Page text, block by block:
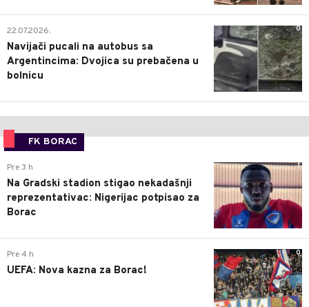
0
22.07.2026.
Navijači pucali na autobus sa
Argentincima: Dvojica su prebačena u
bolnicu
FK BORAC
1
Pre 3 h
Na Gradski stadion stigao nekadašnji
reprezentativac: Nigerijac potpisao za
Borac
0
Pre 4 h
UEFA: Nova kazna za Borac!